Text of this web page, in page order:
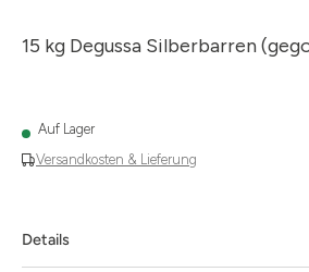
15 kg Degussa Silberbarren
Versandkosten & Lieferung
Auf Lager
Details